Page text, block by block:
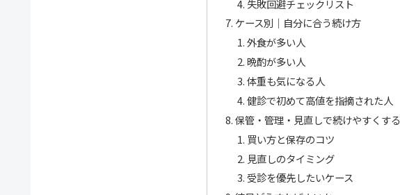
失敗回避チェックリスト
ケース別｜自分に合う続け方
外食が多い人
晩酌が多い人
体重も気になる人
健診で初めて高値を指摘された人
保管・管理・見直しで続けやすくする
買い方と保存のコツ
見直しのタイミング
受診を優先したいケース